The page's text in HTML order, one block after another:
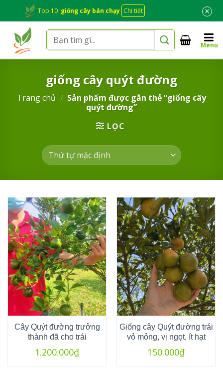
content
Top 10 giống cây bán chạy Chi tiết ×
Tìm
kiếm:
Menu
giống cây quýt đường
Trang chủ / Sản phẩm được gắn thẻ “giống cây
quýt đường”
LỌC
Cây Quýt đường trưởng
thành đã cho trái
1.200.000₫
Giống cây Quýt đường trái
vỏ mỏng, vị ngọt, ít hạt
150.000₫